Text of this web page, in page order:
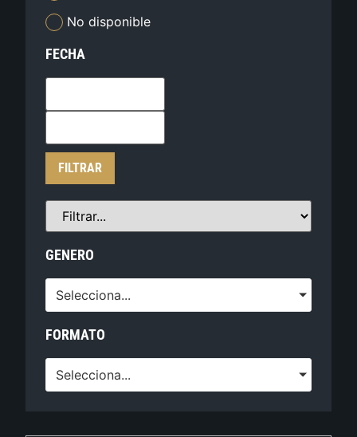
No disponible
FECHA
FILTRAR
GENERO
Selecciona...
FORMATO
Selecciona...